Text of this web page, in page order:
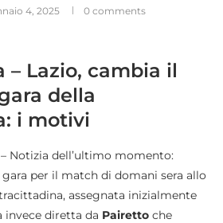
4, 2025
0 comments
– Lazio, cambia il
della
i motivi
– Notizia dell’ultimo momento:
per il match di domani sera allo
assegnata inizialmente
invece diretta da Pairetto che